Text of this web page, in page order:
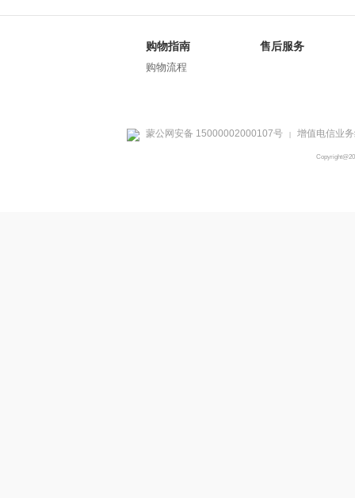
购物指南
购物流程
售后服务
蒙公网安备 15000002000107号 | 增值电信业